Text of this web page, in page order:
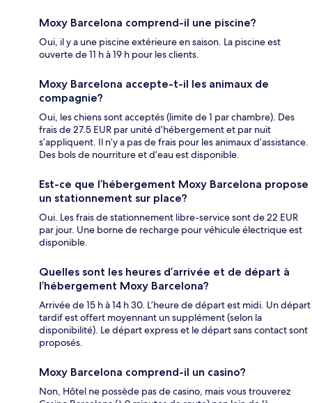
Moxy Barcelona comprend-il une piscine?
Oui, il y a une piscine extérieure en saison. La piscine est
ouverte de 11 h à 19 h pour les clients.
Moxy Barcelona accepte-t-il les animaux de
compagnie?
Oui, les chiens sont acceptés (limite de 1 par chambre). Des
frais de 27.5 EUR par unité d’hébergement et par nuit
s’appliquent. Il n’y a pas de frais pour les animaux d’assistance.
Des bols de nourriture et d’eau est disponible.
Est-ce que l’hébergement Moxy Barcelona propose
un stationnement sur place?
Oui. Les frais de stationnement libre-service sont de 22 EUR
par jour. Une borne de recharge pour véhicule électrique est
disponible.
Quelles sont les heures d’arrivée et de départ à
l’hébergement Moxy Barcelona?
Arrivée de 15 h à 14 h 30. L’heure de départ est midi. Un départ
tardif est offert moyennant un supplément (selon la
disponibilité). Le départ express et le départ sans contact sont
proposés.
Moxy Barcelona comprend-il un casino?
Non, Hôtel ne possède pas de casino, mais vous trouverez